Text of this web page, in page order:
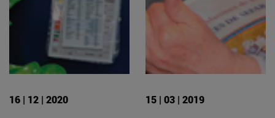
16 | 12 | 2020 15 | 03 | 2019